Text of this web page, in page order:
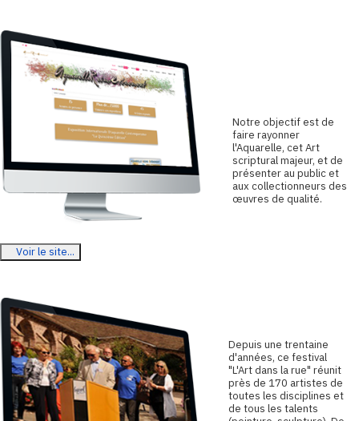
Notre objectif est de
faire rayonner
l'Aquarelle, cet Art
scriptural majeur, et de
présenter au public et
aux collectionneurs des
œuvres de qualité.
Voir le site...
Depuis une trentaine
d'années, ce festival
"L'Art dans la rue" réunit
près de 170 artistes de
toutes les disciplines et
de tous les talents